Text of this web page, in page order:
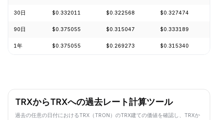
30日 $0.332011 $0.322568 $0.327474
90日 $0.375055 $0.315047 $0.333189
1年 $0.375055 $0.269273 $0.315340
TRXからTRXへの過去レート計算ツール
過去の任意の日付におけるTRX（TRON）のTRX建ての価値を確認し、TRXか